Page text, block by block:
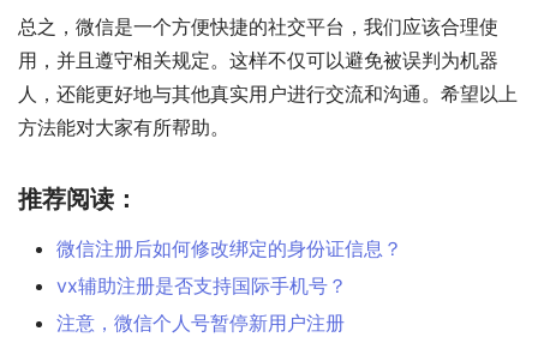
总之，微信是一个方便快捷的社交平台，我们应该合理使
用，并且遵守相关规定。这样不仅可以避免被误判为机器
人，还能更好地与其他真实用户进行交流和沟通。希望以上
方法能对大家有所帮助。
推荐阅读：
微信注册后如何修改绑定的身份证信息？
vx辅助注册是否支持国际手机号？
注意，微信个人号暂停新用户注册